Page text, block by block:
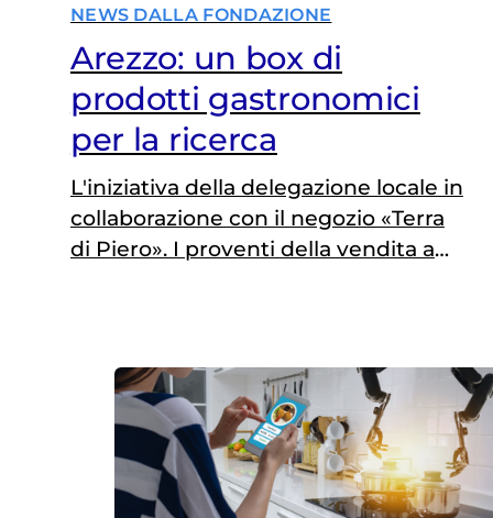
NEWS DALLA FONDAZIONE
Arezzo: un box di
prodotti gastronomici
per la ricerca
L'iniziativa della delegazione locale in
collaborazione con il negozio «Terra
di Piero». I proventi della vendita a